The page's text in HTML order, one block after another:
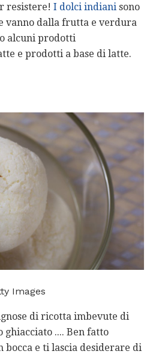
resistere! I dolci indiani sono
vanno dalla frutta e verdura
alcuni prodotti
e prodotti a base di latte.
Images
di ricotta imbevute di
ghiacciato .... Ben fatto
bocca e ti lascia desiderare di